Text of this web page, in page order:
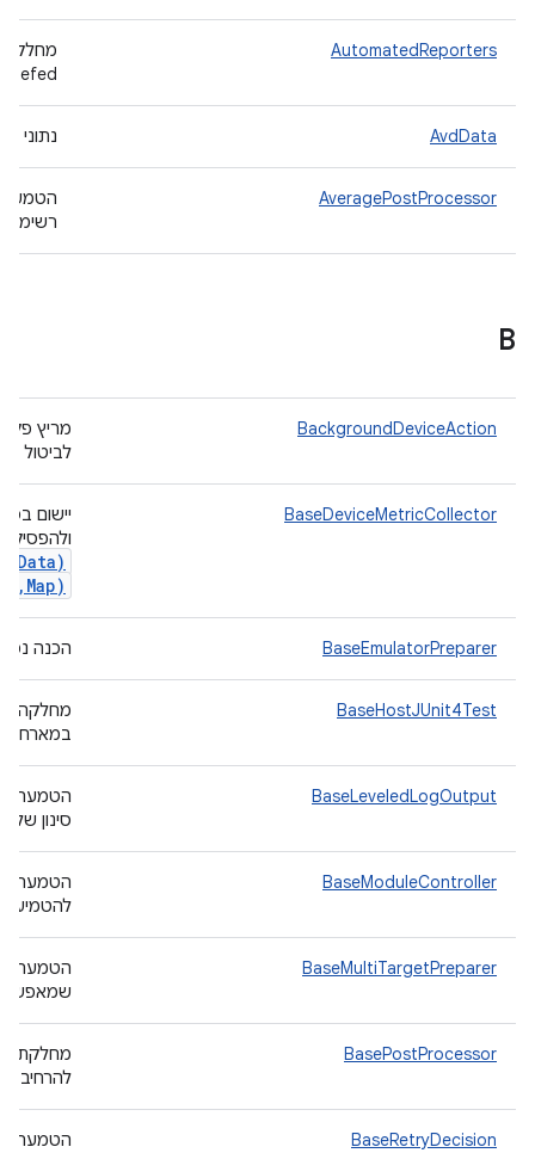
AutomatedReporters
מחלקה
AvdData נתוני Avd שהוחזרו מ-‎[IDevice.getAvdData]‎.
AveragePostProcessor
רשימת
B
BackgroundDeviceAction
מריץ
לביטול
BaseDeviceMetricCollector
יישום
ולהפסיק
Data)
, Map)
BaseEmulatorPreparer הכנה
BaseHostJUnit4Test
במארח.
BaseLeveledLogOutput
הטמעה
סינון
BaseModuleController
הטמעה
להטמיע
BaseMultiTargetPreparer
הטמעה
BasePostProcessor
מחלקת
להרחיב.
BaseRetryDecision הטמעה